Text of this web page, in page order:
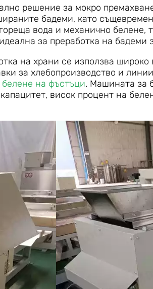
решение за мокро
бадеми, като
вода и механично белене,
за преработка на бадеми
на храни се използва широко
за хлебопроизводство и
на фъстъци. Машината за
висок процент на